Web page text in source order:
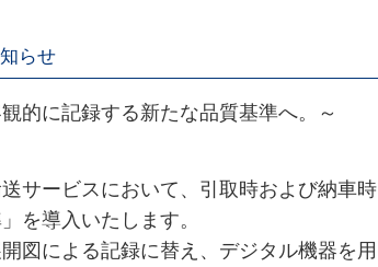
らせ
的に記録する新たな品質基準へ。～
サービスにおいて、引取時および納車時
を導入いたします。
図による記録に替え、デジタル機器を用